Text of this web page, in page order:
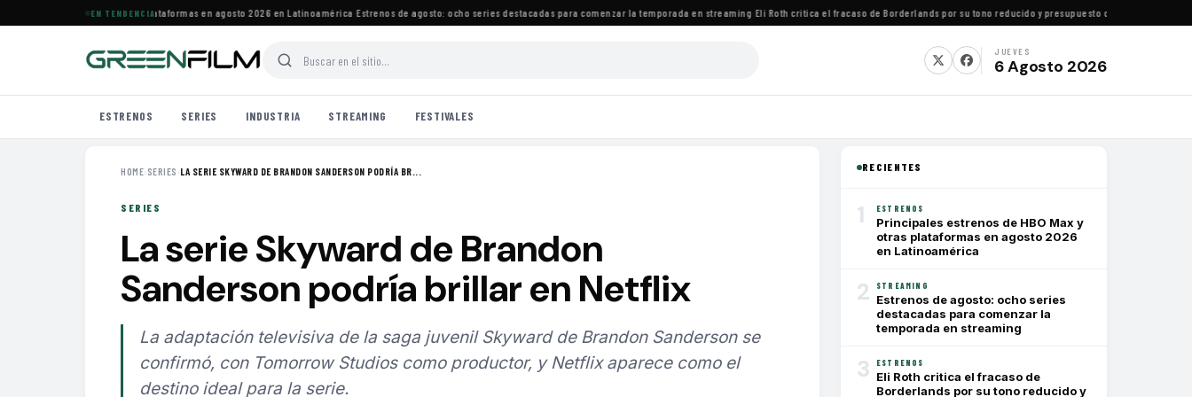
EN TENDENCIA
de HBO Max y otras plataformas en agosto 2026 en Latinoamérica·Estrenos de agosto: ocho series destacadas para comenzar la temporada en streaming·Eli Roth critica el fracaso de Borderlands por su tono reducido y presupuesto conservador
JUEVES
6 Agosto 2026
ESTRENOS SERIES INDUSTRIA STREAMING FESTIVALES
HOME› SERIES ›LA SERIE SKYWARD DE BRANDON SANDERSON PODRÍA BR...
SERIES
La serie Skyward de Brandon
Sanderson podría brillar en Netflix
La adaptación televisiva de la saga juvenil Skyward de Brandon Sanderson se
confirmó, con Tomorrow Studios como productor, y Netflix aparece como el
destino ideal para la serie.
RECIENTES
1 ESTRENOS
Principales estrenos de HBO Max y
otras plataformas en agosto 2026
en Latinoamérica
2 STREAMING
Estrenos de agosto: ocho series
destacadas para comenzar la
temporada en streaming
3 ESTRENOS
Eli Roth critica el fracaso de
Borderlands por su tono reducido y